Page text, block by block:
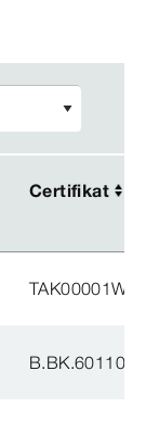
Certifikat
Certifikat
TAK00001W8